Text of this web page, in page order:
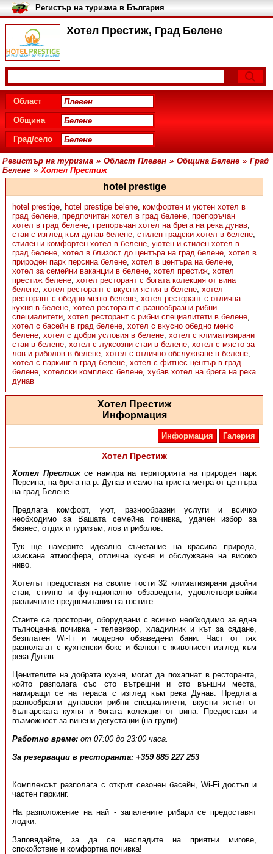
Хотел Престиж, Град Белене
Регистър на туризма в България
Област
Община
Град/село
Регистър на туризма » Област Плевен » Община Белене » Град
Белене » Хотел Престиж
hotel prestige
hotel prestige, hotel prestige belene, комфортен и уютен хотел в
град белене, предпочитан хотел в град белене, препоръчан
хотел в град белене, препоръчан хотел на брега на река дунав,
стаи с изглед към дунав белене, стилен градски хотел в белене,
стилен и комфортен хотел в белене, уютен и стилен хотел в
град белене, хотел в близост до центъра на град белене, хотел в
природен парк персина белене, хотел в центъра на белене,
хотел за семейни ваканции в белене, хотел престиж, хотел
престиж белене, хотел ресторант с богата колекция от вина
белене, хотел ресторант с вкусни ястия в белене, хотел
ресторант с обедно меню белене, хотел ресторант с отлична
кухня в белене, хотел ресторант с разнообразни рибни
специалитети, хотел ресторант с рибни специалитети в белене,
хотел с басейн в град белене, хотел с вкусно обедно меню
белене, хотел с добри условия в белене, хотел с климатизирани
стаи в белене, хотел с луксозни стаи в белене, хотел с място за
лов и риболов в белене, хотел с отлично обслужване в белене,
хотел с паркинг в град белене, хотел с фитнес център в град
белене, хотелски комплекс белене, хубав хотел на брега на река
дунав
Хотел Престиж
Информация
Информация Галерия
Хотел Престиж
Хотел Престижсе намира на територията на природен парк
Персина, на брега на р. Дунав и само на триста метра от центъра
на град Белене.
Предлага комфорт, уют, разнообразни услуги и всичко
необходимо за Вашата семейна почивка, удачен избор за
бизнес, отдих и туризъм, лов и риболов.
Тук ще намерите идеално съчетание на красива природа,
изискана атмосфера, отлична кухня и обслужване на високо
ниво.
Хотелът предоставя на своите гости 32 климатизирани двойни
стаи, стилно и функционално обзаведени, удовлетворявайки
различните предпочитания на гостите.
Стаите са просторни, оборудвани с всичко необходимо за една
пълноценна почивка - телевизор, хладилник и кът за сядане,
безплатен Wi-Fi и модерно обзаведени бани. Част от тях
разполагат с кухненски бокс и балкон с живописен изглед към
река Дунав.
Ценителите на добрата кухня, могат да похапнат в ресторанта,
който разполага със сто вътрешни и сто външни места,
намиращи се на тераса с изглед към река Дунав. Предлага
разнообразни дунавски рибни специалитети, вкусни ястия от
българската кухня и богата колекция от вина. Предоставя и
възможност за винени дегустации (на групи).
Работно време:от 07:00 до 23:00 часа.
За резервации в ресторанта: +359 885 227 253
Комплексът разполага с открит сезонен басейн, Wi-Fi достъп и
частен паркинг.
На разположение на най - запалените рибари се предоставят
лодки.
Заповядайте, за да се насладите на приятни мигове,
спокойствие и комфортна почивка!